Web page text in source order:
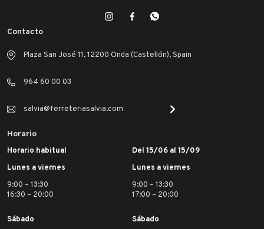
Contacto
Plaza San José 11, 12200 Onda (Castellón), Spain
964 60 00 03
salvia@ferreteriasalvia.com
Horario
Horario habitual
Lunes a viernes
9:00 – 13:30
16:30 – 20:00
Sábado
Del 15/06 al 15/09
Lunes a viernes
9:00 – 13:30
17:00 – 20:00
Sábado